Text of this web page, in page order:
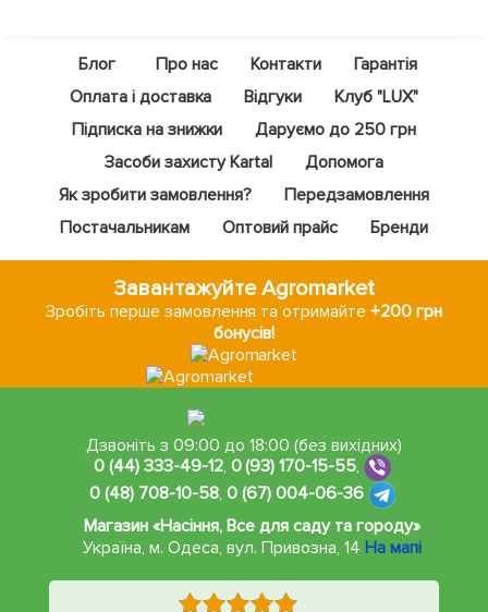
Блог Про нас Контакти
Гарантія
Оплата і доставка
Відгуки
Клуб "LUX"
Підписка на знижки
Даруємо до 250 грн
Засоби захисту Kartal
Допомога
Як зробити замовлення?
Передзамовлення
Постачальникам
Оптовий прайс Бренди
Завантажуйте Agromarket
Зробіть перше замовлення та отримайте+200 грн
бонусів!
Дзвоніть з 09:00 до 18:00 (без вихідних)
0 (44) 333-49-12, 0 (93) 170-15-55,
0 (48) 708-10-58, 0 (67) 004-06-36
Магазин «Насіння, Все для саду та городу»
Україна, м. Одеса,вул. Привозна, 14 На мапі